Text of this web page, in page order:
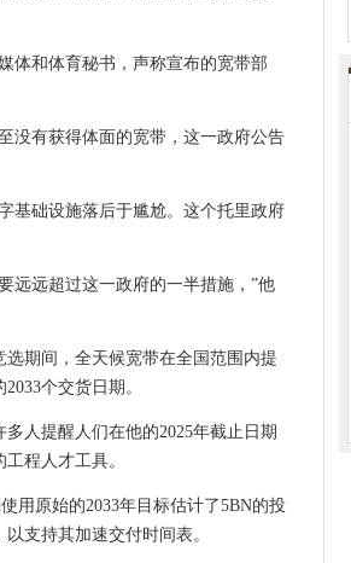
技术
题仍然是导致它的原因
承诺达到5亿英镑的投资承诺
体和体育秘书，声称宣布的宽带部
没有获得体面的宽带，这一政府公告
基础设施落后于尴尬。这个托里政府
远远超过这一政府的一半措施，”他
期间，全天候宽带在全国范围内提
个交货日期。
人提醒人们在他的2025年截止日期
程人才工具。
用原始的2033年目标估计了5BN的投
支持其加速交付时间表。